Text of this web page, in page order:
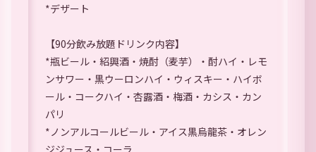
*デザート
【90分飲み放題ドリンク内容】
*瓶ビール・紹興酒・焼酎（麦芋）・酎ハイ・レモ
ンサワー・黒ウーロンハイ・ウィスキー・ハイボ
ール・コークハイ・杏露酒・梅酒・カシス・カン
パリ
*ノンアルコールビール・アイス黒烏龍茶・オレン
ジジュース・コーラ